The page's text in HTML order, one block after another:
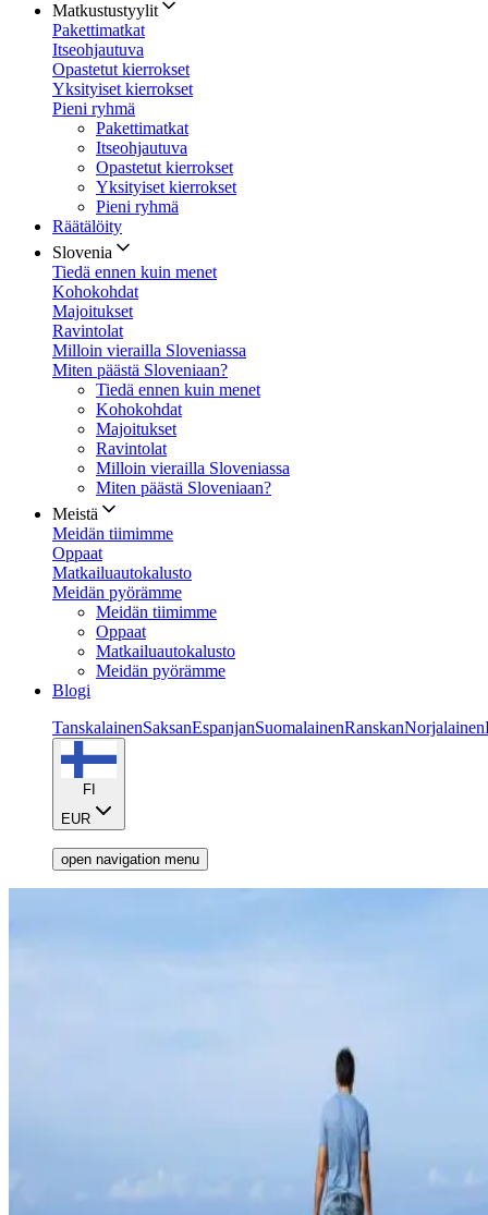
Matkustustyylit
Pakettimatkat
Itseohjautuva
Opastetut kierrokset
Yksityiset kierrokset
Pieni ryhmä
Pakettimatkat
Itseohjautuva
Opastetut kierrokset
Yksityiset kierrokset
Pieni ryhmä
Räätälöity
Slovenia
Tiedä ennen kuin menet
Kohokohdat
Majoitukset
Ravintolat
Milloin vierailla Sloveniassa
Miten päästä Sloveniaan?
Tiedä ennen kuin menet
Kohokohdat
Majoitukset
Ravintolat
Milloin vierailla Sloveniassa
Miten päästä Sloveniaan?
Meistä
Meidän tiimimme
Oppaat
Matkailuautokalusto
Meidän pyörämme
Meidän tiimimme
Oppaat
Matkailuautokalusto
Meidän pyörämme
Blogi
TanskalainenSaksanEspanjanSuomalainenRanskanNorjalainen
FI
EUR
open navigation menu